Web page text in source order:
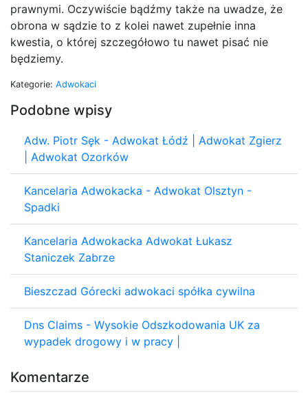
prawnymi. Oczywiście bądźmy także na uwadze, że
obrona w sądzie to z kolei nawet zupełnie inna
kwestia, o której szczegółowo tu nawet pisać nie
będziemy.
Kategorie: Adwokaci
Podobne wpisy
Adw. Piotr Sęk - Adwokat Łódź | Adwokat Zgierz
| Adwokat Ozorków
Kancelaria Adwokacka - Adwokat Olsztyn -
Spadki
Kancelaria Adwokacka Adwokat Łukasz
Staniczek Zabrze
Bieszczad Górecki adwokaci spółka cywilna
Dns Claims - Wysokie Odszkodowania UK za
wypadek drogowy i w pracy |
Komentarze